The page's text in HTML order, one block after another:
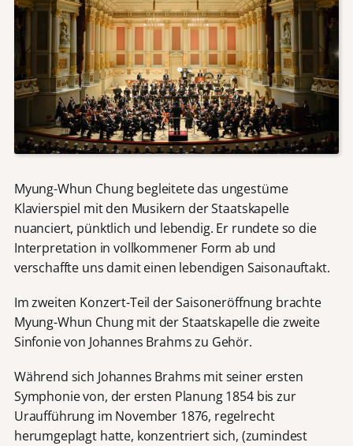
Myung-Whun Chung begleitete das ungestüme
Klavierspiel mit den Musikern der Staatskapelle
nuanciert, pünktlich und lebendig. Er rundete so die
Interpretation in vollkommener Form ab und
verschaffte uns damit einen lebendigen Saisonauftakt.
Im zweiten Konzert-Teil der Saisoneröffnung brachte
Myung-Whun Chung mit der Staatskapelle die zweite
Sinfonie von Johannes Brahms zu Gehör.
Während sich Johannes Brahms mit seiner ersten
Symphonie von, der ersten Planung 1854 bis zur
Uraufführung im November 1876, regelrecht
herumgeplagt hatte, konzentriert sich, (zumindest